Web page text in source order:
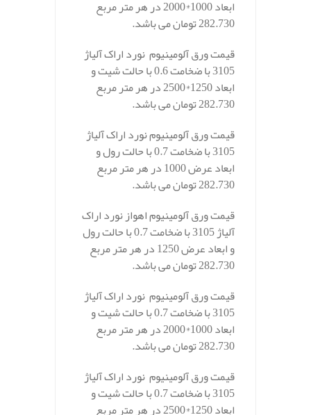
ابعاد 1000*2000 در هر متر مربع
282.730 تومان می باشد.
قیمت ورق آلومینیوم نورد اراک آلیاژ
3105 با ضخامت 0.6 با حالت شیت و
ابعاد 1250*2500 در هر متر مربع
282.730 تومان می باشد.
قیمت ورق آلومینیوم نورد اراک آلیاژ
3105 با ضخامت 0.7 با حالت رول و
ابعاد عرض 1000 در هر متر مربع
282.730 تومان می باشد.
قیمت ورق آلومینیوم اهواز نورد اراک
آلیاژ 3105 با ضخامت 0.7 با حالت رول
و ابعاد عرض 1250 در هر متر مربع
282.730 تومان می باشد.
قیمت ورق آلومینیوم نورد اراک آلیاژ
3105 با ضخامت 0.7 با حالت شیت و
ابعاد 1000*2000 در هر متر مربع
282.730 تومان می باشد.
قیمت ورق آلومینیوم نورد اراک آلیاژ
3105 با ضخامت 0.7 با حالت شیت و
ابعاد 1250*2500 در هر متر مربع